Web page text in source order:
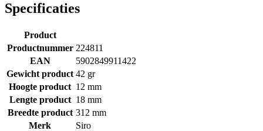
Specificaties
Product
Productnummer 224811
EAN
5902849911422
Gewicht product 42 gr
Hoogte product 12 mm
Lengte product 18 mm
Breedte product 312 mm
Merk
Siro